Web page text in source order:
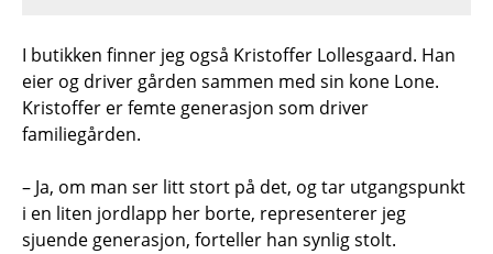
I butikken finner jeg også Kristoffer Lollesgaard. Han
eier og driver gården sammen med sin kone Lone.
Kristoffer er femte generasjon som driver
familiegården.
– Ja, om man ser litt stort på det, og tar utgangspunkt
i en liten jordlapp her borte, representerer jeg
sjuende generasjon, forteller han synlig stolt.